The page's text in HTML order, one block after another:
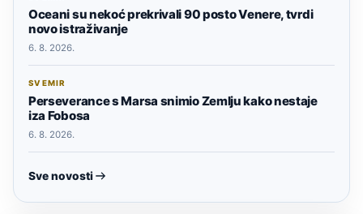
Oceani su nekoć prekrivali 90 posto Venere, tvrdi
novo istraživanje
6. 8. 2026.
SVEMIR
Perseverance s Marsa snimio Zemlju kako nestaje
iza Fobosa
6. 8. 2026.
Sve novosti